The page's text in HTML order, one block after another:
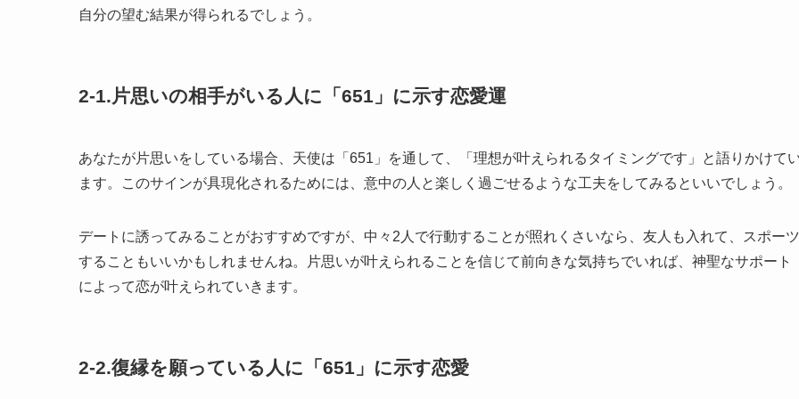
自分の望む結果が得られるでしょう。
2-1.片思いの相手がいる人に「651」に示す恋愛運
あなたが片思いをしている場合、天使は「651」を通して、「理想が叶えられるタイミングです」と語りかけて
ます。このサインが具現化されるためには、意中の人と楽しく過ごせるような工夫をしてみるといいでしょう。
デートに誘ってみることがおすすめですが、中々2人で行動することが照れくさいなら、友人も入れて、スポーツ
することもいいかもしれませんね。片思いが叶えられることを信じて前向きな気持ちでいれば、神聖なサポート
によって恋が叶えられていきます。
2-2.復縁を願っている人に「651」に示す恋愛